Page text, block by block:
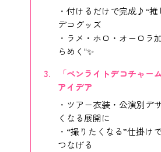
付けるだけで完成♪“推
デコグッズ
ラメ・ホロ・オーロラ
らめく"✨
「ペンライトデコチャー
アイデア
ツアー衣装・公演別デ
くなる展開に
“撮りたくなる”仕掛け
つなげる